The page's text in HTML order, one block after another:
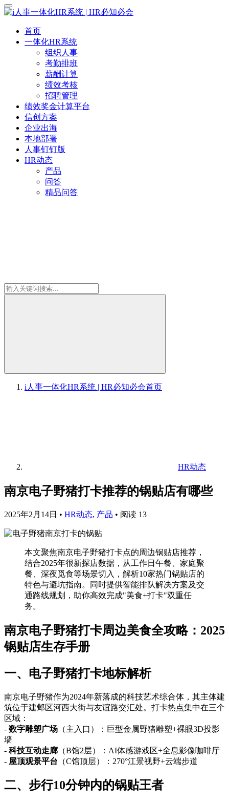
首页
一体化HR系统
组织人事
考勤排班
薪酬计算
绩效考核
招聘管理
绩效奖金计算平台
信创方案
企业出海
本地部署
人事钉钉版
HR动态
产品
问答
精品问答
i人事一体化HR系统 | HR必知必会首页
HR动态
南京电子野猪打卡推荐的锅贴店有哪些
2025年2月14日 • HR动态, 产品 • 阅读 13
本文聚焦南京电子野猪打卡点的周边锅贴店推荐，
结合2025年很新探店数据，从工作日午餐、家庭聚
餐、深夜觅食等场景切入，解析10家热门锅贴店的
特色与避坑指南。同时提供智能排队解决方案及交
通路线规划，助你高效完成"美食+打卡"双重任
务。
南京电子野猪打卡周边美食全攻略：2025
锅贴店生存手册
一、电子野猪打卡地标解析
南京电子野猪作为2024年新落成的科技艺术综合体，其主体建
筑位于建邺区河西大街与友谊路交汇处。打卡热点集中在三个
区域：
- 数字雕塑广场 （主入口）：巨型金属野猪雕塑+裸眼3D投影
墙
- 科技互动走廊 （B馆2层）：AI体感游戏区+全息影像咖啡厅
- 屋顶观景平台 （C馆顶层）：270°江景视野+云端步道
二、步行10分钟内的锅贴王者